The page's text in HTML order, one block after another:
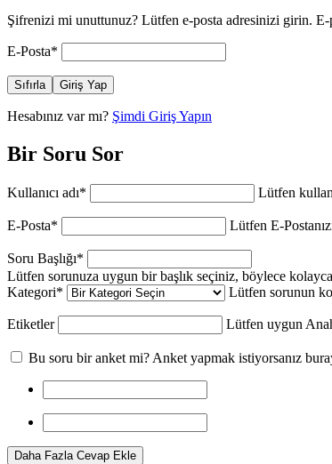
Şifrenizi mi unuttunuz? Lütfen e-posta adresinizi girin. E-
E-Posta*
Sıfırla Giriş Yap
Hesabınız var mı? Şimdi Giriş Yapın
Bir Soru Sor
Kullanıcı adı* Lütfen
E-Posta* Lütfen E-
Soru Başlığı*
Lütfen sorunuza uygun bir başlık seçiniz, böylece
Kategori* Lütfen sorunun
Etiketler Lütfen uygun
Bu soru bir anket mi? Anket yapmak istiyorsanız
Daha Fazla Cevap Ekle